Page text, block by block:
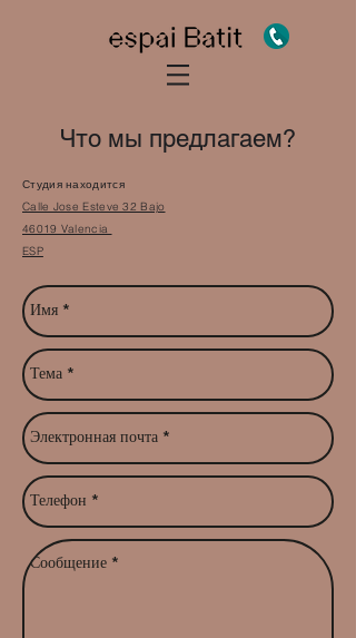
Что мы предлагаем?
Студия находится
Calle Jose Esteve 32 Bajo
46019 Valencia
ESP